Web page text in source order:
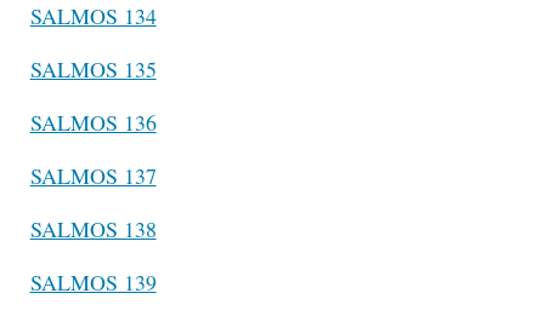
SALMOS 134
SALMOS 135
SALMOS 136
SALMOS 137
SALMOS 138
SALMOS 139